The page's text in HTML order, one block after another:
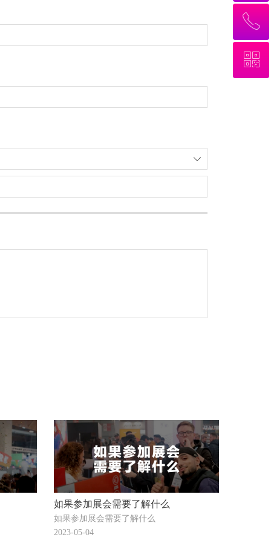
如果参加展会需要了解什么
如果参加展会需要了解什么
2023-05-04
ꄳ
回到顶部
ꂅ
13241918805
ꀥ